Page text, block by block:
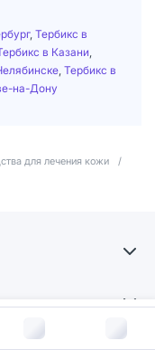
, Тербикс в
в Казани
Тербикс в
на-Дону
для лечения кожи
/